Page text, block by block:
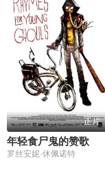
正片
年轻食尸鬼的赞歌
罗丝安妮·休佩诺特